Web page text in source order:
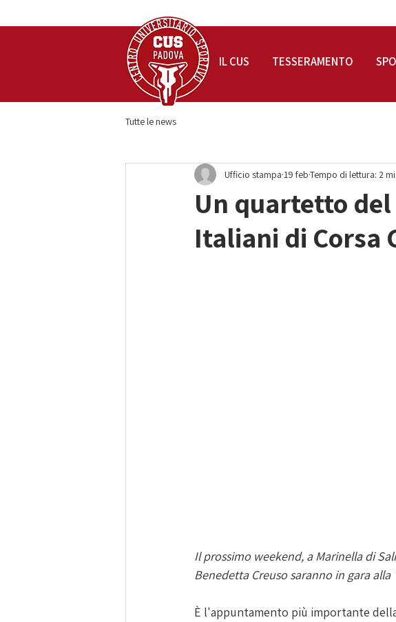
Tutte le news
Un quartetto del
Italiani di Corsa
Ufficio stampa 19 febTempo di lettura: 2
Il prossimo weekend, a Marinella di
Benedetta Creuso saranno in gara
È l'appuntamento più importante
IL CUS TESSERAMENTO